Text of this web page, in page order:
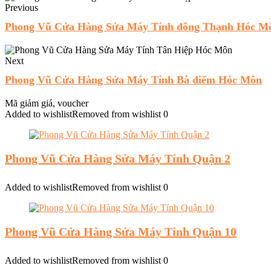
Previous
Phong Vũ Cửa Hàng Sửa Máy Tính đông Thạnh Hóc
Next
Phong Vũ Cửa Hàng Sửa Máy Tính Bà điểm Hóc Môn
Mã giảm giá, voucher
Added to wishlistRemoved from wishlist 0
Phong Vũ Cửa Hàng Sửa Máy Tính Quận 2
Added to wishlistRemoved from wishlist 0
Phong Vũ Cửa Hàng Sửa Máy Tính Quận 10
Added to wishlistRemoved from wishlist 0